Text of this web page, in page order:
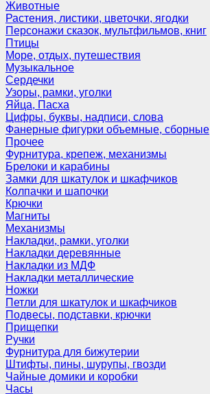
Животные
Растения, листики, цветочки, ягодки
Персонажи сказок, мультфильмов, книг
Птицы
Море, отдых, путешествия
Музыкальное
Сердечки
Узоры, рамки, уголки
Яйца, Пасха
Цифры, буквы, надписи, слова
Фанерные фигурки объемные, сборные
Прочее
Фурнитура, крепеж, механизмы
Брелоки и карабины
Замки для шкатулок и шкафчиков
Колпачки и шапочки
Крючки
Магниты
Механизмы
Накладки, рамки, уголки
Накладки деревянные
Накладки из МДФ
Накладки металлические
Ножки
Петли для шкатулок и шкафчиков
Подвесы, подставки, крючки
Прищепки
Ручки
Фурнитура для бижутерии
Штифты, пины, шурупы, гвозди
Чайные домики и коробки
Часы